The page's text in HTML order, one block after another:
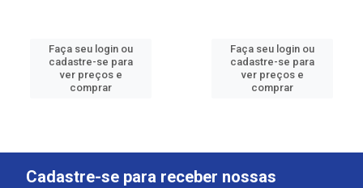
Faça seu login ou
cadastre-se para
ver preços e
comprar
Faça seu login ou
cadastre-se para
ver preços e
comprar
Cadastre-se para receber nossas